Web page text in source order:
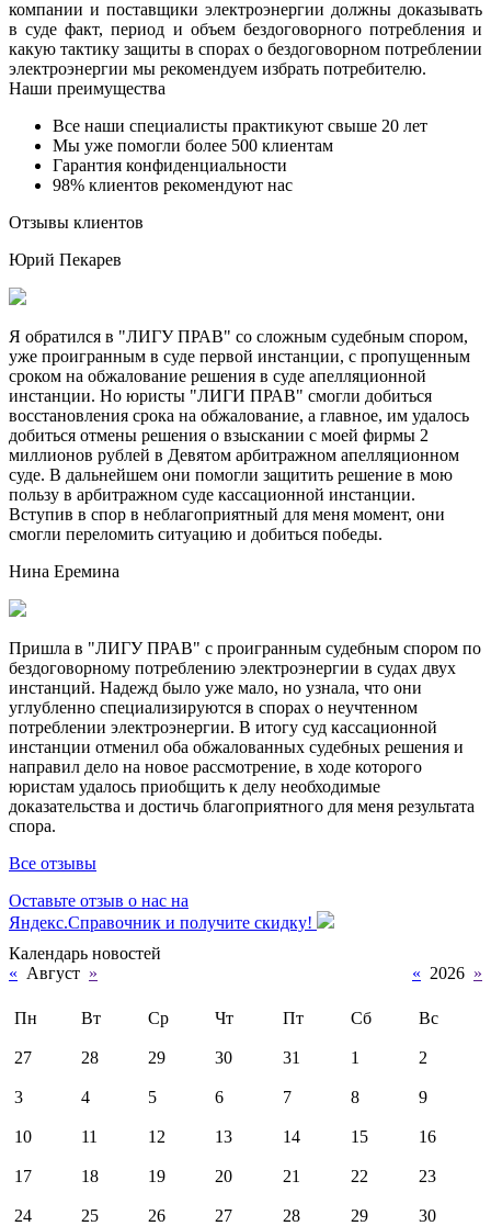
компании и поставщики электроэнергии должны доказывать
в суде факт, период и объем бездоговорного потребления и
какую тактику защиты в спорах о бездоговорном потреблении
электроэнергии мы рекомендуем избрать потребителю.
Наши преимущества
Все наши специалисты практикуют свыше 20 лет
Мы уже помогли более 500 клиентам
Гарантия конфиденциальности
98% клиентов рекомендуют нас
Отзывы клиентов
Юрий Пекарев
Я обратился в "ЛИГУ ПРАВ" со сложным судебным спором,
уже проигранным в суде первой инстанции, с пропущенным
сроком на обжалование решения в суде апелляционной
инстанции. Но юристы "ЛИГИ ПРАВ" смогли добиться
восстановления срока на обжалование, а главное, им удалось
добиться отмены решения о взыскании с моей фирмы 2
миллионов рублей в Девятом арбитражном апелляционном
суде. В дальнейшем они помогли защитить решение в мою
пользу в арбитражном суде кассационной инстанции.
Вступив в спор в неблагоприятный для меня момент, они
смогли переломить ситуацию и добиться победы.
Нина Еремина
Пришла в "ЛИГУ ПРАВ" с проигранным судебным спором по
бездоговорному потреблению электроэнергии в судах двух
инстанций. Надежд было уже мало, но узнала, что они
углубленно специализируются в спорах о неучтенном
потреблении электроэнергии. В итогу суд кассационной
инстанции отменил оба обжалованных судебных решения и
направил дело на новое рассмотрение, в ходе которого
юристам удалось приобщить к делу необходимые
доказательства и достичь благоприятного для меня результата
спора.
Все отзывы
Оставьте отзыв о нас на
Яндекс.Справочник и получите скидку!
Календарь новостей
« Август » « 2026 »
Пн Вт Ср Чт Пт Сб Вс
27 28 29 30 31 1 2
3 4 5 6 7 8 9
10 11 12 13 14 15 16
17 18 19 20 21 22 23
24 25 26 27 28 29 30